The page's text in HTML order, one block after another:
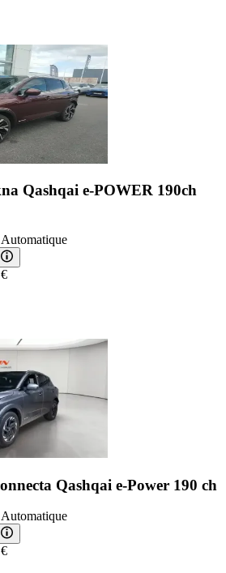
Qashqai e-POWER 190ch
Automatique
Qashqai e-Power 190 ch
Automatique